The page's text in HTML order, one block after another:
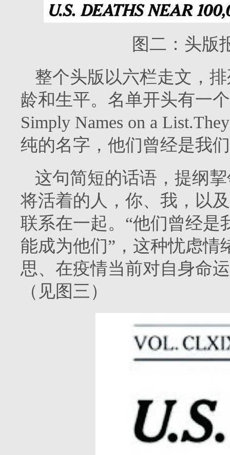
图二：头版
整个头版以六栏走文，
龄和生平。名单开头有一
Simply Names on a
纯的名字，他们曾经是我
这句简短的话语，提纲
将活着的人，你、我，以
联系在一起。“他们曾经是
能成为他们”，这种忧虑情
思、在疫情当前对自身命
（见图三）